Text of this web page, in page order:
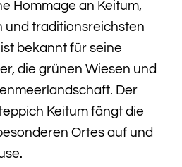
Hommage an Keitum,
und traditionsreichsten
bekannt für seine
die grünen Wiesen und
Der
Keitum fängt die
Ortes auf und